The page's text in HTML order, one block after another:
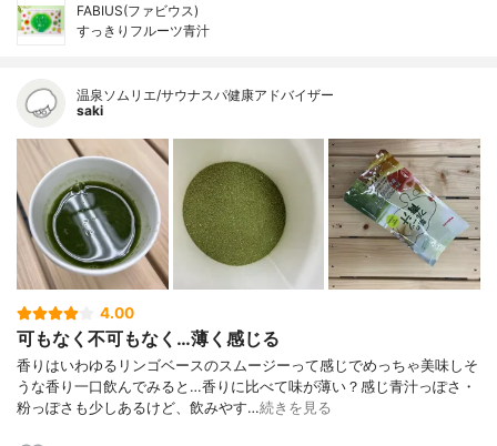
FABIUS(ファビウス)
すっきりフルーツ青汁
温泉ソムリエ/サウナスパ健康アドバイザー
saki
4.00
可もなく不可もなく…薄く感じる
香りはいわゆるリンゴベースのスムージーって感じでめっちゃ美味しそ
うな香り一口飲んでみると…香りに比べて味が薄い？感じ青汁っぽさ・
粉っぽさも少しあるけど、飲みやす…続きを見る